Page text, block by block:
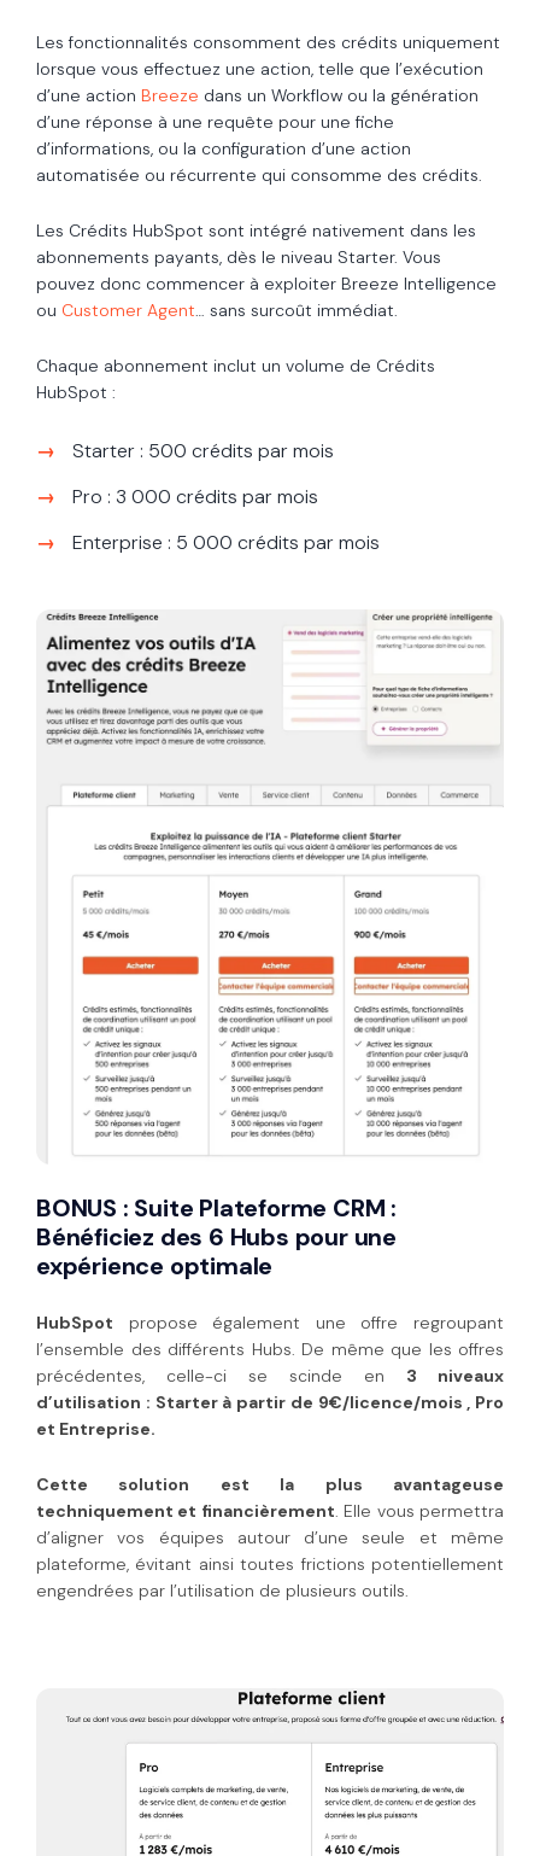
Les fonctionnalités consomment des crédits uniquement
lorsque vous effectuez une action, telle que l’exécution
d’une action Breeze dans un Workflow ou la génération
d’une réponse à une requête pour une fiche
d’informations, ou la configuration d’une action
automatisée ou récurrente qui consomme des crédits.
Les Crédits HubSpot sont intégré nativement dans les
abonnements payants, dès le niveau Starter. Vous
pouvez donc commencer à exploiter Breeze Intelligence
ou Customer Agent… sans surcoût immédiat.
Chaque abonnement inclut un volume de Crédits
HubSpot :
Starter : 500 crédits par mois
Pro : 3 000 crédits par mois
Enterprise : 5 000 crédits par mois
BONUS : Suite Plateforme CRM :
Bénéficiez des 6 Hubs pour une
expérience optimale
HubSpot propose également une offre regroupant
l’ensemble des différents Hubs. De même que les offres
précédentes, celle-ci se scinde en 3 niveaux
d’utilisation : Starter à partir de 9€/licence/mois , Pro
et Entreprise.
Cette solution est la plus avantageuse
techniquement et financièrement. Elle vous permettra
d’aligner vos équipes autour d’une seule et même
plateforme, évitant ainsi toutes frictions potentiellement
engendrées par l’utilisation de plusieurs outils.